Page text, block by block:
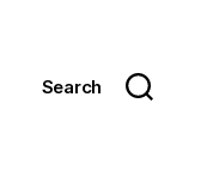
Search